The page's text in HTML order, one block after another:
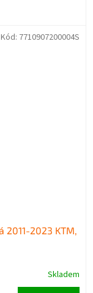
2023 KTM,
Skladem
Kód: 7710907200004S